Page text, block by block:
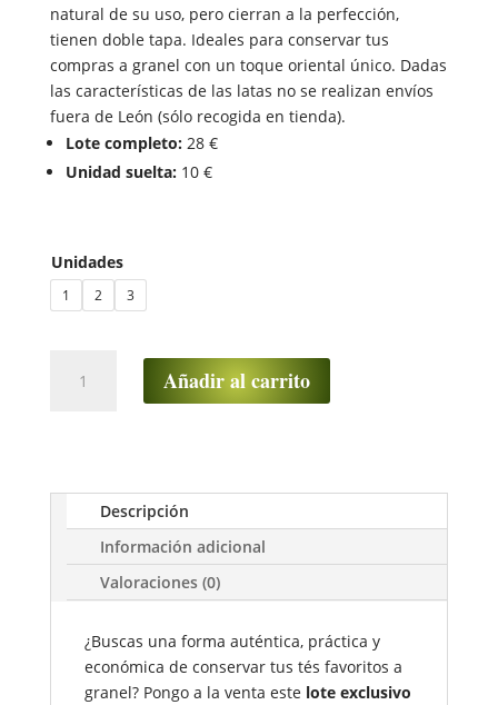
natural de su uso, pero cierran a la perfección,
tienen doble tapa. Ideales para conservar tus
compras a granel con un toque oriental único. Dadas
las características de las latas no se realizan envíos
fuera de León (sólo recogida en tienda).
Lote completo:28 €
Unidad suelta:10 €
Unidades
1 2 3
Té
Grandes
Redondas
(Dos
tamaños:
1kgr.)
Añadir al carrito
Descripción
Información adicional
Valoraciones (0)
¿Buscas una forma auténtica, práctica y
económica de conservar tus tés favoritos a
granel? Pongo a la venta este lote exclusivo